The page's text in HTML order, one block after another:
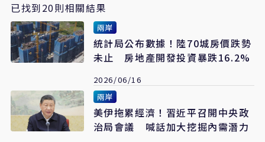
已找到20則相關結果
兩岸
統計局公布數據！陸70城房價跌勢
未止 房地產開發投資暴跌16.2%
2026/06/16
兩岸
美伊拖累經濟！習近平召開中央政
治局會議 喊話加大挖掘內需潛力